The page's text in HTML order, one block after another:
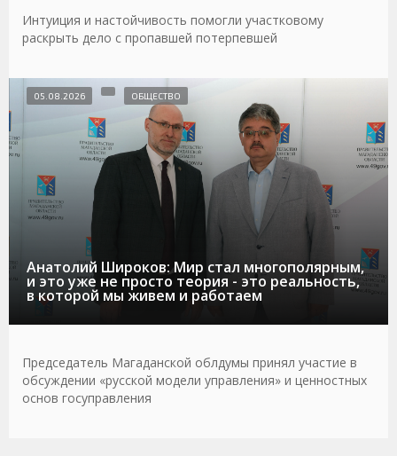
Интуиция и настойчивость помогли участковому
раскрыть дело с пропавшей потерпевшей
Анатолий Широков: Мир стал многополярным,
и это уже не просто теория - это реальность,
в которой мы живем и работаем
05.08.2026 ОБЩЕСТВО
Председатель Магаданской облдумы принял участие в
обсуждении «русской модели управления» и ценностных
основ госуправления